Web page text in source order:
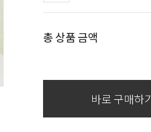
총 상품 금액
바로 구매하기